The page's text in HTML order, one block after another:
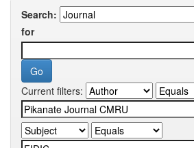
Search:
for
Current filters: